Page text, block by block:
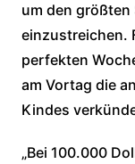
um den größten
einzustreichen.
perfekten
am Vortag die
Kindes
„Bei 100.000